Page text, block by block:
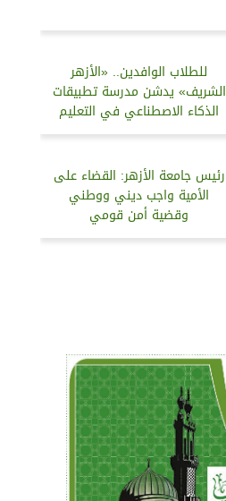
للطلاب الوافدين.. «الأزهر
الشريف» يدشن مدرسة تطبيقات
الذكاء الاصطناعي في التعليم
رئيس جامعة الأزهر: القضاء على
الأمية واجب ديني ووطني
وقضية أمن قومي